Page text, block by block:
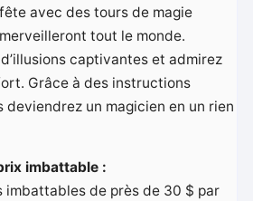
avec des tours de magie
tout le monde.
captivantes et admirez
Grâce à des instructions
deviendrez un magicien en un rien
imbattable :
imbattables de près de 30 $ par